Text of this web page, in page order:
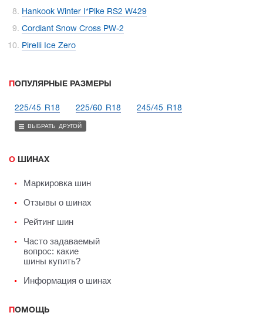
Hankook Winter I*Pike RS2 W429
Cordiant Snow Cross PW-2
Pirelli Ice Zero
ПОПУЛЯРНЫЕ РАЗМЕРЫ
225/45 R18 225/60 R18 245/45 R18
ВЫБРАТЬ ДРУГОЙ
О ШИНАХ
Маркировка шин
Отзывы о шинах
Рейтинг шин
Часто задаваемый
вопрос: какие
шины купить?
Информация о шинах
ПОМОЩЬ